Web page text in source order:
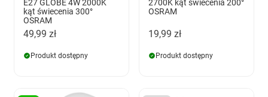
E27 GLOBE 4W 2000K
kąt świecenia 300°
OSRAM
49,99 zł
Produkt dostępny
2700K kąt świecenia 200°
OSRAM
19,99 zł
Produkt dostępny